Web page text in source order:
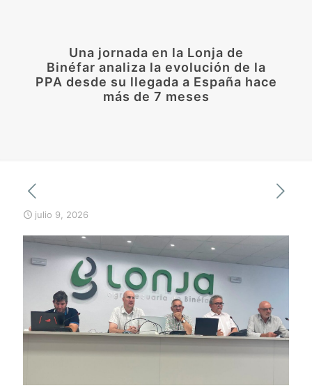
Una jornada en la Lonja de
Binéfar analiza la evolución de la
PPA desde su llegada a España hace
más de 7 meses
julio 9, 2026